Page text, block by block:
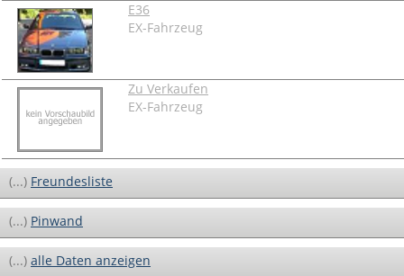
E36
EX-Fahrzeug
Zu Verkaufen
EX-Fahrzeug
(...) Freundesliste
(...) Pinwand
(...) alle Daten anzeigen